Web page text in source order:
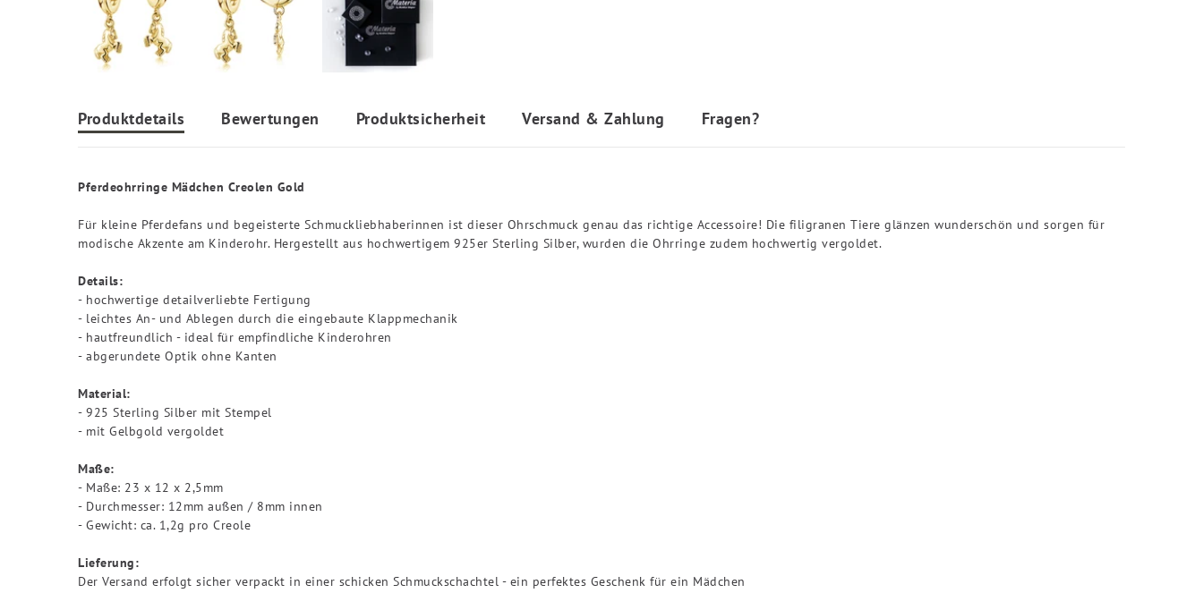
Produktdetails Bewertungen Produktsicherheit Versand & Zahlung Fragen?
Pferdeohrringe Mädchen Creolen Gold
Für kleine Pferdefans und begeisterte Schmuckliebhaberinnen ist dieser Ohrschmuck genau das richtige Accessoire! Die filigranen Tiere glänzen wunderschön und sorgen für
modische Akzente am Kinderohr. Hergestellt aus hochwertigem 925er Sterling Silber, wurden die Ohrringe zudem hochwertig vergoldet.
Details:
- hochwertige detailverliebte Fertigung
- leichtes An- und Ablegen durch die eingebaute Klappmechanik
- hautfreundlich - ideal für empfindliche Kinderohren
- abgerundete Optik ohne Kanten
Material:
- 925 Sterling Silber mit Stempel
- mit Gelbgold vergoldet
Maße:
- Maße: 23 x 12 x 2,5mm
- Durchmesser: 12mm außen / 8mm innen
- Gewicht: ca. 1,2g pro Creole
Lieferung:
Der Versand erfolgt sicher verpackt in einer schicken Schmuckschachtel - ein perfektes Geschenk für ein Mädchen